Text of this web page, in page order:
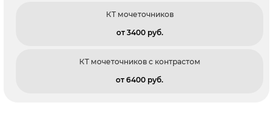
КТ мочеточников
от 3400 pуб.
КТ мочеточников с контрастом
от 6400 pуб.